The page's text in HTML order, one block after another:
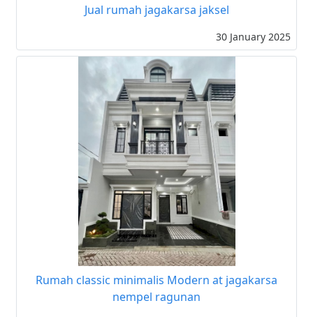
Jual rumah jagakarsa jaksel
30 January 2025
Rumah classic minimalis Modern at jagakarsa
nempel ragunan